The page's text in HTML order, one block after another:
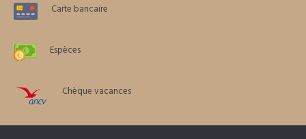
Carte bancaire
Espèces
Chèque vacances